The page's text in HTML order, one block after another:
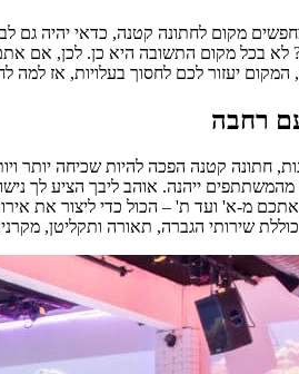
מקום לחתונה קטנה, כדאי יהיה גם
לא בכל מקום התשובה היא כן. לכן, אם
יעזור לכם לחסוך בעלויות, אז
רחבה
חתונה קטנה הפכה להיות שכיחה יותר
אתכם מ-א' ועד ת' – הכול כדי ליצור את
שירותי הגברה, תאורה ותקליטן,